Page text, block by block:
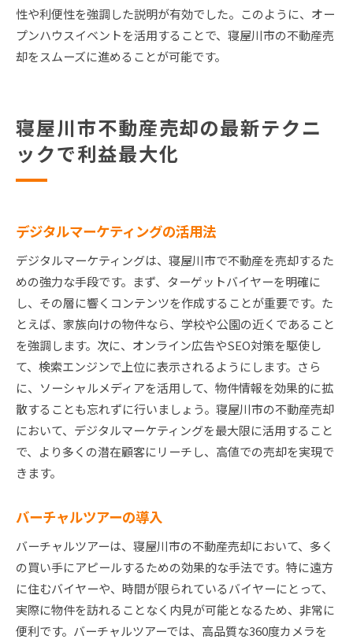
性や利便性を強調した説明が有効でした。このように、オー
プンハウスイベントを活用することで、寝屋川市の不動産売
却をスムーズに進めることが可能です。
寝屋川市不動産売却の最新テクニ
ックで利益最大化
デジタルマーケティングの活用法
デジタルマーケティングは、寝屋川市で不動産を売却するた
めの強力な手段です。まず、ターゲットバイヤーを明確に
し、その層に響くコンテンツを作成することが重要です。た
とえば、家族向けの物件なら、学校や公園の近くであること
を強調します。次に、オンライン広告やSEO対策を駆使し
て、検索エンジンで上位に表示されるようにします。さら
に、ソーシャルメディアを活用して、物件情報を効果的に拡
散することも忘れずに行いましょう。寝屋川市の不動産売却
において、デジタルマーケティングを最大限に活用すること
で、より多くの潜在顧客にリーチし、高値での売却を実現で
きます。
バーチャルツアーの導入
バーチャルツアーは、寝屋川市の不動産売却において、多く
の買い手にアピールするための効果的な手法です。特に遠方
に住むバイヤーや、時間が限られているバイヤーにとって、
実際に物件を訪れることなく内見が可能となるため、非常に
便利です。バーチャルツアーでは、高品質な360度カメラを